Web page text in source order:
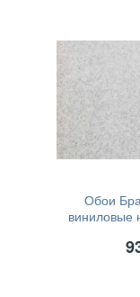
Обои
виниловые